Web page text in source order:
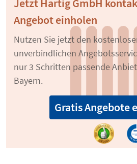
Jetzt Hartig GmbH
Angebot einholen
Nutzen Sie jetzt den
unverbindlichen
nur 3 Schritten passende
Bayern.
Gratis Angebote